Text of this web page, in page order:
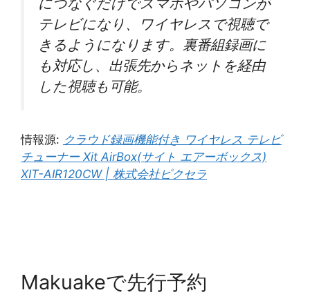
テレビになり、ワイヤレスで視聴で
きるようになります。裏番組録画に
も対応し、出張先からネットを経由
した視聴も可能。
情報源: クラウド録画機能付き ワイヤレス テレビ
チューナー Xit AirBox(サイト エアーボックス)
XIT-AIR120CW | 株式会社ピクセラ
Makuakeで先行予約